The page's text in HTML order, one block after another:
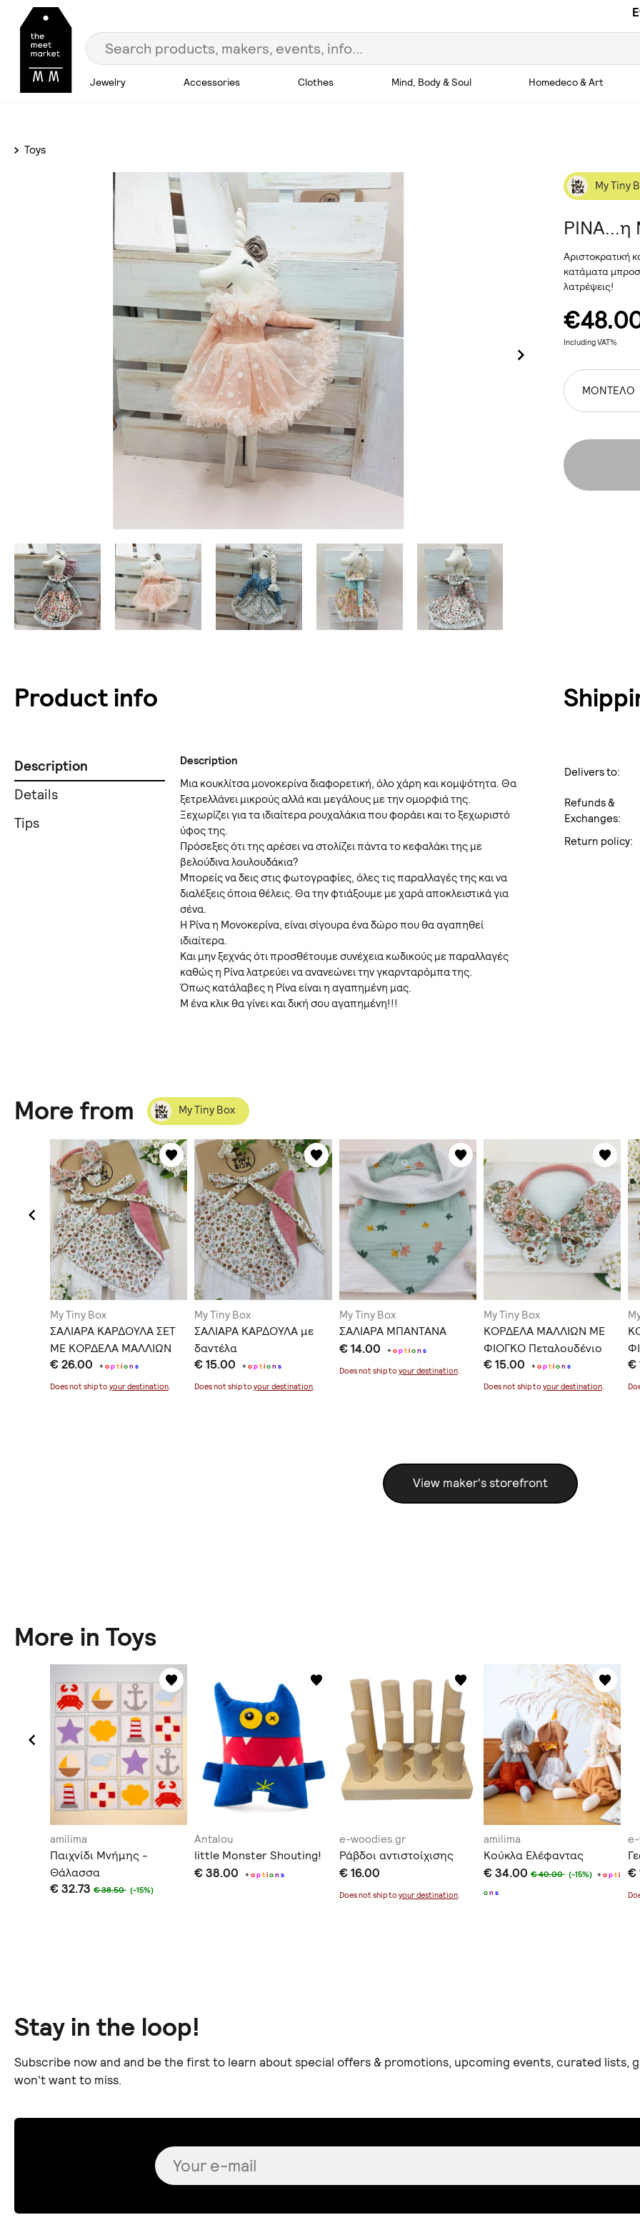
Jewelry Accessories Clothes Mind, Body & Soul Homedeco & Art
Toys
My Tiny
ΡΙΝΑ...η
Αριστοκρατική
κατάματα
λατρέψεις!
Including VAT%
ΜΟΝΤΕΛΟ
Product info
Description
Details
Tips
Description
Μια κουκλίτσα μονοκερίνα διαφορετική, όλο χάρη και κομψότητα. Θα
ξετρελλάνει μικρούς αλλά και μεγάλους με την ομορφιά της.
Ξεχωρίζει για τα ιδιαίτερα ρουχαλάκια που φοράει και το ξεχωριστό
ύφος της.
Πρόσεξες ότι της αρέσει να στολίζει πάντα το κεφαλάκι της με
βελούδινα λουλουδάκια?
Μπορείς να δεις στις φωτογραφίες, όλες τις παραλλαγές της και να
διαλέξεις όποια θέλεις. Θα την φτιάξουμε με χαρά αποκλειστικά για
σένα.
Η Ρίνα η Μονοκερίνα, είναι σίγουρα ένα δώρο που θα αγαπηθεί
ιδιαίτερα.
Και μην ξεχνάς ότι προσθέτουμε συνέχεια κωδικούς με παραλλαγές
καθώς η Ρίνα λατρεύει να ανανεώνει την γκαρνταρόμπα της.
Όπως κατάλαβες η Ρίνα είναι η αγαπημένη μας.
Μ ένα κλικ θα γίνει και δική σου αγαπημένη!!!
Delivers to:
Refunds &
Exchanges:
Return policy:
More from My Tiny Box
My Tiny Box
ΣΑΛΙΑΡΑ ΚΑΡΔΟΥΛΑ ΣΕΤ
ΜΕ ΚΟΡΔΕΛΑ ΜΑΛΛΙΩΝ
€ 26.00 +option s
Does not ship to your destination.
My Tiny Box
ΣΑΛΙΑΡΑ ΚΑΡΔΟΥΛΑ με
δαντέλα
€ 15.00 +option s
Does not ship toyour destination
My Tiny Box
ΣΑΛΙΑΡΑ ΜΠΑΝΤΑΝΑ
€ 14.00 +option s
Does not ship to your destination.
My Tiny Box
ΚΟΡΔΕΛΑ ΜΑΛΛΙΩΝ ΜΕ
ΦΙΟΓΚΟ Πεταλουδένιο
€ 15.00 +option s
Does not ship to your destination.
€
View maker's storefront
More in Toys
amilima
Παιχνίδι Μνήμης -
Θάλασσα
€ 32.73 € 38.50 (-15%)
Antalou
little Monster Shouting!
€ 38.00 +option s
e-woodies.gr
Ράβδοι αντιστοίχισης
€ 16.00
Does not ship to your destination.
amilima
Κούκλα Ελέφαντας
€ 34.00 € 40.00 (-15%) +opti
on s
€
Stay in the loop!
Subscribe now and and be the first to learn about special offers & promotions, upcoming events, curated lists,
won't want to miss.